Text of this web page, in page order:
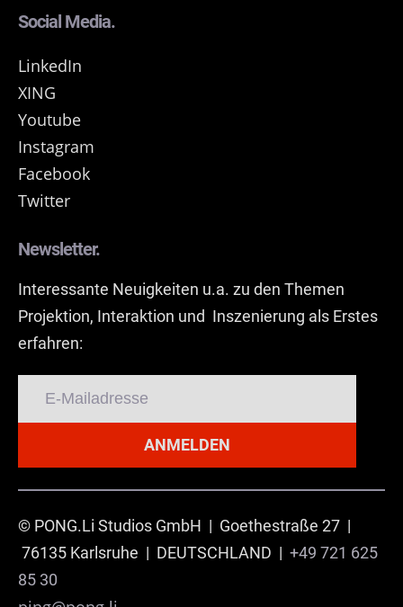
Social Media.
LinkedIn
XING
Youtube
Instagram
Facebook
Twitter
Newsletter.
Interessante Neuigkeiten u.a. zu den Themen
Projektion, Interaktion und Inszenierung als Erstes
erfahren:
ANMELDEN
© PONG.Li Studios GmbH | Goethestraße 27 |
76135 Karlsruhe | DEUTSCHLAND | +49 721 625
85 30